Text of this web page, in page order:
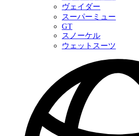
ヴェイダー
スーパーミュー
GT
スノーケル
ウェットスーツ